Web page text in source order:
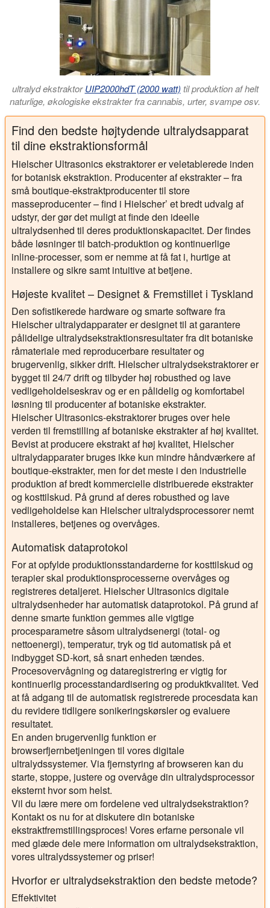
ultralyd ekstraktorUIP2000hdT (2000 watt) til produktion af helt
naturlige, økologiske ekstrakter fra cannabis, urter, svampe osv.
Find den bedste højtydende ultralydsapparat
til dine ekstraktionsformål
Hielscher Ultrasonics ekstraktorer er veletablerede inden
for botanisk ekstraktion. Producenter af ekstrakter – fra
små boutique-ekstraktproducenter til store
masseproducenter – find i Hielscher’ et bredt udvalg af
udstyr, der gør det muligt at finde den ideelle
ultralydsenhed til deres produktionskapacitet. Der findes
både løsninger til batch-produktion og kontinuerlige
inline-processer, som er nemme at få fat i, hurtige at
installere og sikre samt intuitive at betjene.
Højeste kvalitet – Designet & Fremstillet i Tyskland
Den sofistikerede hardware og smarte software fra
Hielscher ultralydapparater er designet til at garantere
pålidelige ultralydsekstraktionsresultater fra dit botaniske
råmateriale med reproducerbare resultater og
brugervenlig, sikker drift. Hielscher ultralydsekstraktorer er
bygget til 24/7 drift og tilbyder høj robusthed og lave
vedligeholdelseskrav og er en pålidelig og komfortabel
løsning til producenter af botaniske ekstrakter.
Hielscher Ultrasonics-ekstraktorer bruges over hele
verden til fremstilling af botaniske ekstrakter af høj kvalitet.
Bevist at producere ekstrakt af høj kvalitet, Hielscher
ultralydapparater bruges ikke kun mindre håndværkere af
boutique-ekstrakter, men for det meste i den industrielle
produktion af bredt kommercielle distribuerede ekstrakter
og kosttilskud. På grund af deres robusthed og lave
vedligeholdelse kan Hielscher ultralydsprocessorer nemt
installeres, betjenes og overvåges.
Automatisk dataprotokol
For at opfylde produktionsstandarderne for kosttilskud og
terapier skal produktionsprocesserne overvåges og
registreres detaljeret. Hielscher Ultrasonics digitale
ultralydsenheder har automatisk dataprotokol. På grund af
denne smarte funktion gemmes alle vigtige
procesparametre såsom ultralydsenergi (total- og
nettoenergi), temperatur, tryk og tid automatisk på et
indbygget SD-kort, så snart enheden tændes.
Procesovervågning og dataregistrering er vigtig for
kontinuerlig processtandardisering og produktkvalitet. Ved
at få adgang til de automatisk registrerede procesdata kan
du revidere tidligere sonikeringskørsler og evaluere
resultatet.
En anden brugervenlig funktion er
browserfjernbetjeningen til vores digitale
ultralydssystemer. Via fjernstyring af browseren kan du
starte, stoppe, justere og overvåge din ultralydsprocessor
eksternt hvor som helst.
Vil du lære mere om fordelene ved ultralydsekstraktion?
Kontakt os nu for at diskutere din botaniske
ekstraktfremstillingsproces! Vores erfarne personale vil
med glæde dele mere information om ultralydsekstraktion,
vores ultralydssystemer og priser!
Hvorfor er ultralydsekstraktion den bedste metode?
Effektivitet